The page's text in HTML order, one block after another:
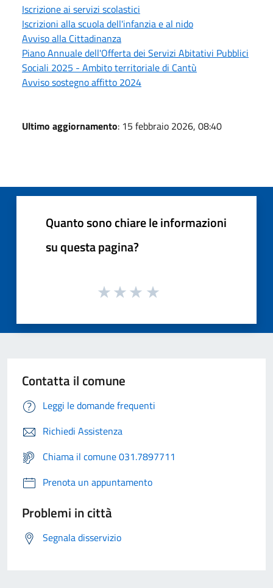
Iscrizione ai servizi scolastici
Iscrizioni alla scuola dell'infanzia e al nido
Avviso alla Cittadinanza
Piano Annuale dell'Offerta dei Servizi Abitativi Pubblici
Sociali 2025 - Ambito territoriale di Cantù
Avviso sostegno affitto 2024
Ultimo aggiornamento: 15 febbraio 2026, 08:40
Quanto sono chiare le informazioni
su questa pagina?
Contatta il comune
Leggi le domande frequenti
Richiedi Assistenza
Chiama il comune 031.7897711
Prenota un appuntamento
Problemi in città
Segnala disservizio